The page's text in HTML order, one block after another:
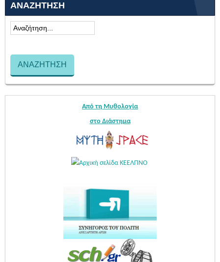
ΑΝΑΖΉΤΗΣΗ
Από τη Μυθολογία
στο Διάστημα